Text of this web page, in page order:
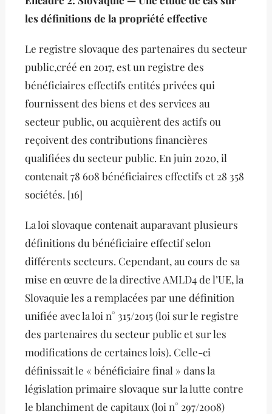
les définitions de la propriété effective
Le registre slovaque des partenaires du secteur
public,créé en 2017, est un registre des
bénéficiaires effectifs entités privées qui
fournissent des biens et des services au
secteur public, ou acquièrent des actifs ou
reçoivent des contributions financières
qualifiées du secteur public. En juin 2020, il
contenait 78 608 bénéficiaires effectifs et 28 358
sociétés. [16]
La loi slovaque contenait auparavant plusieurs
définitions du bénéficiaire effectif selon
différents secteurs. Cependant, au cours de sa
mise en œuvre de la directive AMLD4 de l’UE, la
Slovaquie les a remplacées par une définition
unifiée avec la loi n° 315/2015 (loi sur le registre
des partenaires du secteur public et sur les
modifications de certaines lois). Celle-ci
définissait le « bénéficiaire final » dans la
législation primaire slovaque sur la lutte contre
le blanchiment de capitaux (loi n° 297/2008)